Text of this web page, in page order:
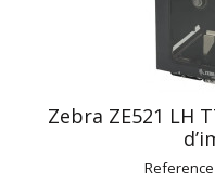
Zebra ZE521 LH
Reference